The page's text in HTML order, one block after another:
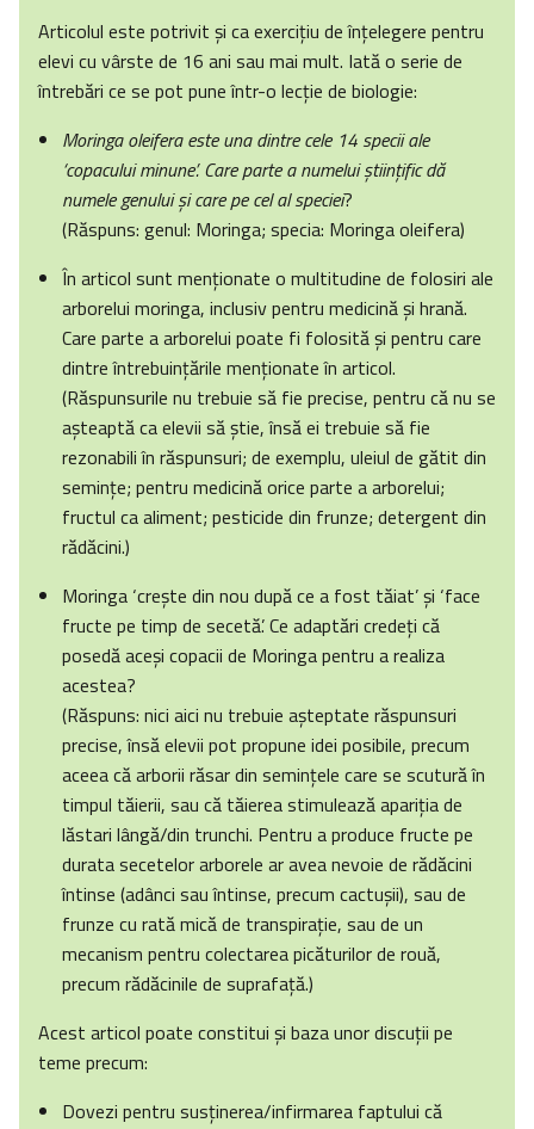
Articolul este potrivit şi ca exerciţiu de înţelegere pentru
elevi cu vârste de 16 ani sau mai mult. Iată o serie de
întrebări ce se pot pune într-o lecţie de biologie:
Moringa oleifera este una dintre cele 14 specii ale
‘copacului minune’. Care parte a numelui ştiinţific dă
numele genului şi care pe cel al speciei?
(Răspuns: genul: Moringa; specia: Moringa oleifera)
În articol sunt menţionate o multitudine de folosiri ale
arborelui moringa, inclusiv pentru medicină şi hrană.
Care parte a arborelui poate fi folosită şi pentru care
dintre întrebuinţările menţionate în articol.
(Răspunsurile nu trebuie să fie precise, pentru că nu se
aşteaptă ca elevii să ştie, însă ei trebuie să fie
rezonabili în răspunsuri; de exemplu, uleiul de gătit din
seminţe; pentru medicină orice parte a arborelui;
fructul ca aliment; pesticide din frunze; detergent din
rădăcini.)
Moringa ‘creşte din nou după ce a fost tăiat’ şi ‘face
fructe pe timp de secetă’. Ce adaptări credeţi că
posedă aceşi copacii de Moringa pentru a realiza
acestea?
(Răspuns: nici aici nu trebuie aşteptate răspunsuri
precise, însă elevii pot propune idei posibile, precum
aceea că arborii răsar din seminţele care se scutură în
timpul tăierii, sau că tăierea stimulează apariţia de
lăstari lângă/din trunchi. Pentru a produce fructe pe
durata secetelor arborele ar avea nevoie de rădăcini
întinse (adânci sau întinse, precum cactuşii), sau de
frunze cu rată mică de transpiraţie, sau de un
mecanism pentru colectarea picăturilor de rouă,
precum rădăcinile de suprafaţă.)
Acest articol poate constitui şi baza unor discuţii pe
teme precum:
Dovezi pentru susţinerea/infirmarea faptului că